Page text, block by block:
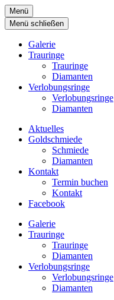
Menü
Menü schließen
Galerie
Trauringe
Trauringe
Diamanten
Verlobungsringe
Verlobungsringe
Diamanten
Aktuelles
Goldschmiede
Schmiede
Diamanten
Kontakt
Termin buchen
Kontakt
Facebook
Galerie
Trauringe
Trauringe
Diamanten
Verlobungsringe
Verlobungsringe
Diamanten